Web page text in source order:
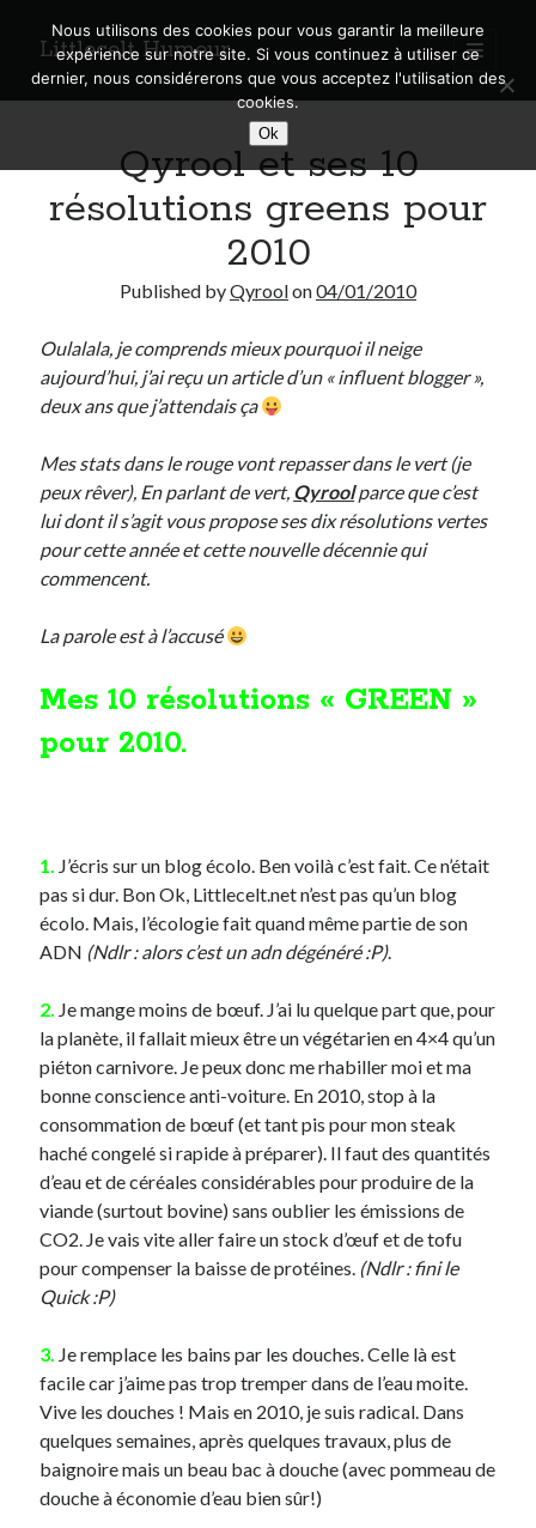
Littlecelt Humeur
open
primary
menu
Sidebar
Municipales 2026 : Lyon, Métropole et Caluire, mon choix pour l’avenir
Explorez les Chemins Enchantés à Vélo : Aventures Familiales près de
Lyon !
A quand une véritable place pour le vélo à Caluire dans la Métropole de
Comment je vis ma vie sur un vélo
Entretien ménagerdansT’as vu quoi ? #52
littleceltdansComment j’ai opéré ma vélorution toute personnelle
Comment j’ai opéré ma vélorution toute personnelle
Renaud DucherdansComment j’ai opéré ma vélorution toute
Commentaires récents
Entretien ménagerdansT’as vu quoi ? #52
JFdans C’était pas mieux avant… à Lyon
littleceltdans Comment j’ai opéré ma vélorution toute personnelle
Renaud DucherdansComment j’ai opéré ma vélorution toute
personnelle
On parle de quoi ?
A Lyon
Bon plan du dimanche
Coup de coeur
Engagé
Green
Humeur
Lectures
Lyon
Lyon à Livre Ouvert
Mini-monsieur
Qyrool et ses 10
résolutions greens pour
2010
Published byQyroolon04/01/2010
Oulalala, je comprends mieux pourquoi il neige
aujourd’hui, j’ai reçu un article d’un « influent blogger »,
deux ans que j’attendais ça
Mes stats dans le rouge vont repasser dans le vert (je
peux rêver), En parlant de vert, Qyroolparce que c’est
lui dont il s’agit vous propose ses dix résolutions vertes
pour cette année et cette nouvelle décennie qui
commencent.
La parole est à l’accusé
Mes 10 résolutions « GREEN »
pour 2010.
1. J’écris sur un blog écolo. Ben voilà c’est fait. Ce n’était
pas si dur. Bon Ok, Littlecelt.net n’est pas qu’un blog
écolo. Mais, l’écologie fait quand même partie de son
ADN (Ndlr : alors c’est un adn dégénéré :P).
2. Je mange moins de bœuf. J’ai lu quelque part que, pour
la planète, il fallait mieux être un végétarien en 4×4 qu’un
piéton carnivore. Je peux donc me rhabiller moi et ma
bonne conscience anti-voiture. En 2010, stop à la
consommation de bœuf (et tant pis pour mon steak
haché congelé si rapide à préparer). Il faut des quantités
d’eau et de céréales considérables pour produire de la
viande (surtout bovine) sans oublier les émissions de
CO2. Je vais vite aller faire un stock d’œuf et de tofu
pour compenser la baisse de protéines. (Ndlr : fini le
Quick :P)
3. Je remplace les bains par les douches. Celle là est
facile car j’aime pas trop tremper dans de l’eau moite.
Vive les douches ! Mais en 2010, je suis radical. Dans
quelques semaines, après quelques travaux, plus de
baignoire mais un beau bac à douche (avec pommeau de
douche à économie d’eau bien sûr!)
Nous utilisons des cookies pour vous garantir la meilleure
expérience sur notre site. Si vous continuez à utiliser ce
dernier, nous considérerons que vous acceptez l'utilisation des
cookies.
Ok